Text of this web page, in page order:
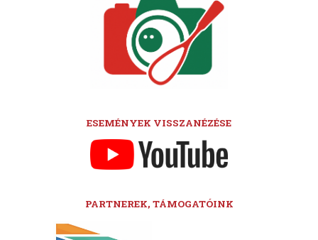
ESEMÉNYEK VISSZANÉZÉSE
PARTNEREK, TÁMOGATÓINK